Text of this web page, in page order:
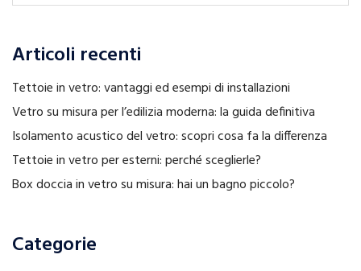
Articoli recenti
Tettoie in vetro: vantaggi ed esempi di installazioni
Vetro su misura per l’edilizia moderna: la guida definitiva
Isolamento acustico del vetro: scopri cosa fa la differenza
Tettoie in vetro per esterni: perché sceglierle?
Box doccia in vetro su misura: hai un bagno piccolo?
Categorie